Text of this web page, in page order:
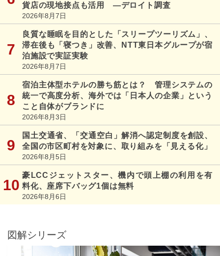
貨店の現地接点も活用 ―デロイト調査
2026年8月7日
良質な睡眠を目的とした「スリープツーリズム」、
滞在後も「寝つき」改善、NTT東日本グループが宿
泊施設で実証実験
2026年8月7日
宿泊主体型ホテルの勝ち筋とは？ 管理システムの
統一で高度分析、海外では「日本人の企業」という
こと自体がブランドに
2026年8月3日
国土交通省、「交通空白」解消へ認定制度を創設、
全国の市区町村を対象に、取り組みを「見える化」
2026年8月5日
豪LCCジェットスター、機内で頭上棚の利用を有
料化、座席下バッグ1個は無料
2026年8月6日
図解シリーズ